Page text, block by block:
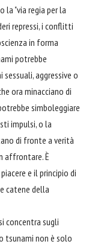
la "via regia per la
repressi, i conflitti
in forma
potrebbe
aggressive o
ora minacciano di
simboleggiare
impulsi, o la
di fronte a verità
affrontare. È
e il principio di
catene della
concentra sugli
tsunami non è solo